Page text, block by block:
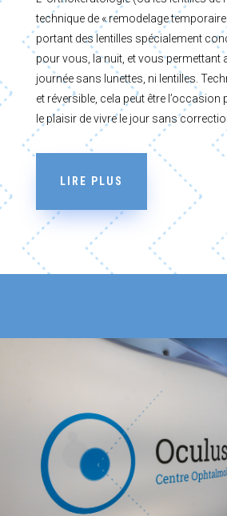
technique de « remodelage temporaire
portant des lentilles spécialement
pour vous, la nuit, et vous permettant
journée sans lunettes, ni lentilles.
et réversible, cela peut être
le plaisir de vivre le jour sans
LIRE PLUS